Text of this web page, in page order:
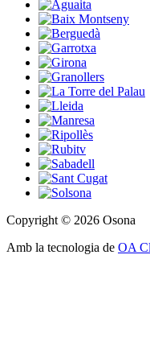
Copyright © 2026 Osona
Amb la tecnologia de OA